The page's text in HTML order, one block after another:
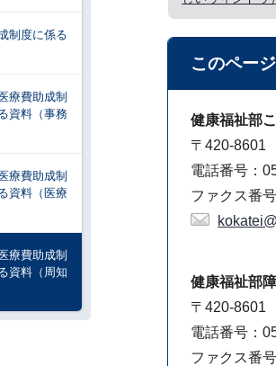
このペー
健康福祉部
〒420-8601
電話番号：
ファクス番
健康福祉部
〒420-8601
電話番号：
ファクス番
制度に係る
療費助成制
資料（事務
療費助成制
資料（医療
療費助成制
資料（周知